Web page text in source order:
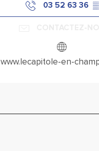
03 52 63 36
www.lecapitole-en-